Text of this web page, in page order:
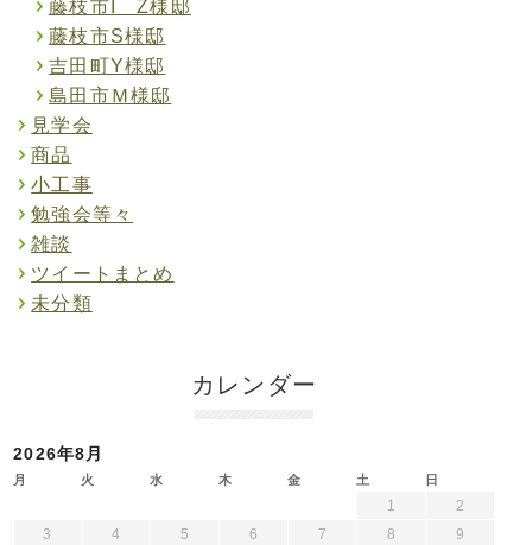
藤枝市I Z様邸
藤枝市S様邸
吉田町Y様邸
島田市Ｍ様邸
見学会
商品
小工事
勉強会等々
雑談
ツイートまとめ
未分類
カレンダー
2026年8月
月 火 水 木 金 土 日
1
2
3
4 5 6 7 8
9